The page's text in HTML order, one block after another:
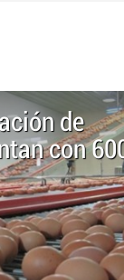
de
con